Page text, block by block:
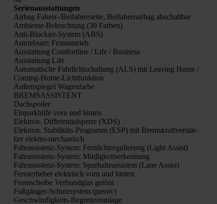
Seri­en­aus­stat­tun­gen
Air­bag Fah­rer-/Bei­fah­rer­sei­te, Bei­fah­rer­air­bag abschalt­bar
Ambi­en­te-Beleuch­tung (30 Far­ben)
Anti-Blo­ckier-Sys­tem (ABS)
Antriebs­art: Front­an­trieb
Aus­stat­tung Com­fort­li­ne / Life / Busi­ness
Aus­stat­tung Life
Auto­ma­ti­sche Fahr­licht­schal­tung (ALS) mit Lea­ving Home /
Coming-Home-Licht­funk­ti­on
Außen­spie­gel Wagen­far­be
BREMSASSISTENT
Dach­spoi­ler
Ein­park­hil­fe vorn und hin­ten
Elek­tron. Dif­fe­ren­ti­al­sper­re (XDS)
Elek­tron. Sta­bi­li­täts-Pro­gramm (ESP) mit Brems­kraft­ver­stär­
ker elek­tro-mecha­nisch
Fahr­as­sis­tenz-Sys­tem: Fern­licht­re­gu­lie­rung (Light Assist)
Fahr­as­sis­tenz-Sys­tem: Müdig­keits­er­ken­nung
Fahr­as­sis­tenz-Sys­tem: Spur­hal­te­as­sis­tent (Lane Assist)
Fens­ter­he­ber elek­trisch vorn und hin­ten
Front­schei­be Ver­bund­glas getönt
Fuß­gän­ger-Schutz­sys­tem (pas­siv)
Geschwin­dig­keits-Begren­zer­an­la­ge